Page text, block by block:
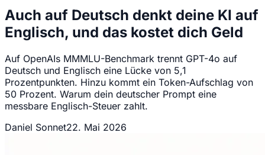
Auch auf Deutsch denkt deine KI auf
Englisch, und das kostet dich Geld
Auf OpenAIs MMMLU-Benchmark trennt GPT-4o auf
Deutsch und Englisch eine Lücke von 5,1
Prozentpunkten. Hinzu kommt ein Token-Aufschlag von
50 Prozent. Warum dein deutscher Prompt eine
messbare Englisch-Steuer zahlt.
Daniel Sonnet22. Mai 2026